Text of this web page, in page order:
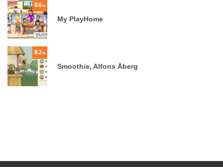
86%
My PlayHome
82%
Smoothie, Alfons Åberg